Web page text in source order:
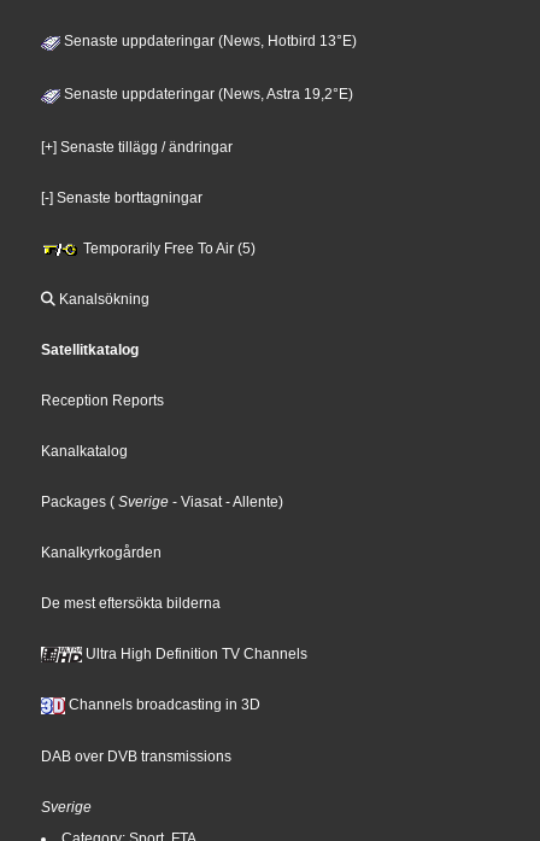
Senaste uppdateringar (News, Hotbird 13°E)
Senaste uppdateringar (News, Astra 19,2°E)
[+] Senaste tillägg / ändringar
[-] Senaste borttagningar
Temporarily Free To Air (5)
Kanalsökning
Satellitkatalog
Reception Reports
Kanalkatalog
Packages ( Sverige - Viasat - Allente)
Kanalkyrkogården
De mest eftersökta bilderna
Ultra High Definition TV Channels
Channels broadcasting in 3D
DAB over DVB transmissions
Sverige